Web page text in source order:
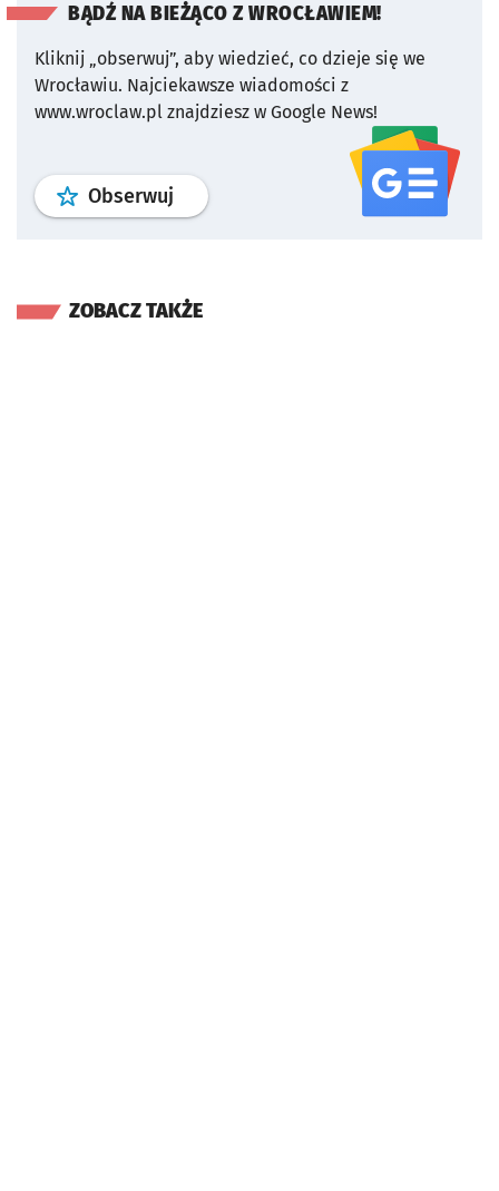
BĄDŹ NA BIEŻĄCO Z WROCŁAWIEM!
Kliknij „obserwuj”, aby wiedzieć, co dzieje się we
Wrocławiu. Najciekawsze wiadomości z
www.wroclaw.pl znajdziesz w Google News!
Obserwuj profil serwisu
ZOBACZ TAKŻE